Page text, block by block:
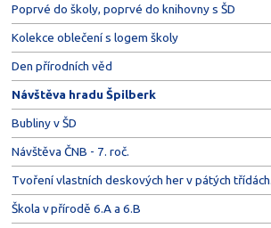
Poprvé do školy, poprvé do knihovny s ŠD
Kolekce oblečení s logem školy
Den přírodních věd
Návštěva hradu Špilberk
Bubliny v ŠD
Návštěva ČNB - 7. roč.
Tvoření vlastních deskových her v pátých třídách.
Škola v přírodě 6.A a 6.B